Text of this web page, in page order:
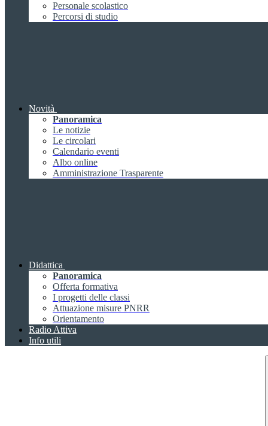
Personale scolastico
Percorsi di studio
Novità
Panoramica
Le notizie
Le circolari
Calendario eventi
Albo online
Amministrazione Trasparente
Didattica
Panoramica
Offerta formativa
I progetti delle classi
Attuazione misure PNRR
Orientamento
Radio Attiva
Info utili